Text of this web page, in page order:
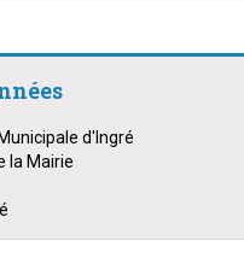
d'Ingré
la Mairie